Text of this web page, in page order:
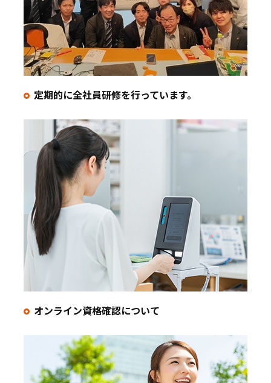
定期的に全社員研修を行っています。
オンライン資格確認について